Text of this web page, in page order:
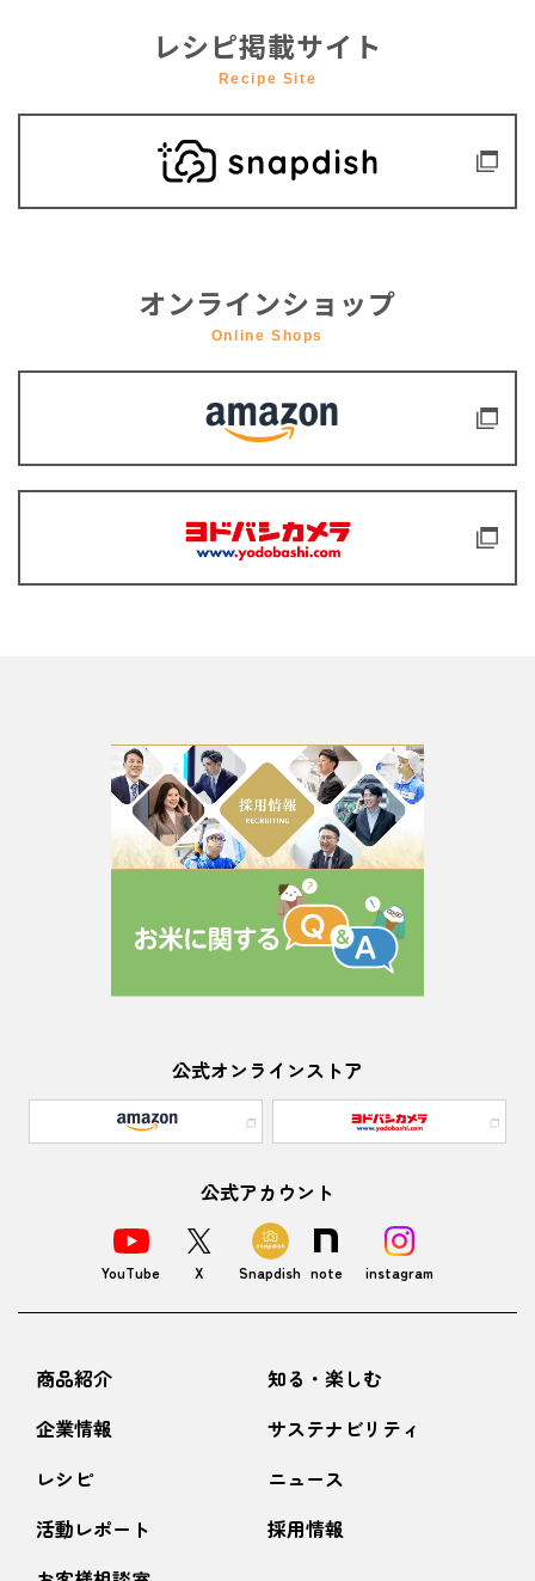
レシピ掲載サイト
Recipe Site
オンラインショップ
Online Shops
公式オンラインストア
公式アカウント
YouTube X Snapdish note instagram
商品紹介
知る・楽しむ
企業情報
サステナビリティ
レシピ
ニュース
活動レポート
採用情報